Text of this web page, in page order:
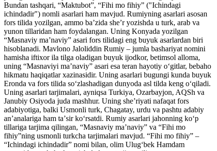
Bundan tashqari, “Maktubot”, “Fihi mo fihiy” ("Ichindagi
ichindadir") nomli asarlari ham mavjud. Rumiyning asarlari asosan
fors tilida yozilgan, ammo baʼzida sheʼr yozishda u turk, arab va
yunon tillaridan ham foydalangan. Uning Konyada yozilgan
“Masnaviy maʼnaviy” asari fors tilidagi eng buyuk asarlardan biri
hisoblanadi. Mavlono Jaloliddin Rumiy – jumla bashariyat nomini
hamisha iftixor ila tilga oladigan buyuk ijodkor, betimsol alloma,
uning “Masnaviyi maʼnaviy” asari esa teran hayotiy oʻgitlar, bebaho
hikmatu haqiqatlar xazinasidir. Uning asarlari bugungi kunda buyuk
Eronda va fors tilida soʻzlashadigan dunyoda asl tilda keng oʻqiladi.
Uning asarlari tarjimalari, ayniqsa Turkiya, Ozarbayjon, AQSh va
Janubiy Osiyoda juda mashhur. Uning sheʼriyati nafaqat fors
adabiyotiga, balki Usmonli turk, Chagatay, urdu va pashtu adabiy
anʼanalariga ham taʼsir koʻrsatdi. Rumiy asarlari jahonning koʻp
tillariga tarjima qilingan, “Masnaviy maʼnaviy” va “Fihi mo
fihiy”ning usmonli turkcha tarjimalari mavjud. “Fihi mo fihiy” –
“Ichindagi ichindadir” nomi bilan, olim Ulugʻbek Hamdam